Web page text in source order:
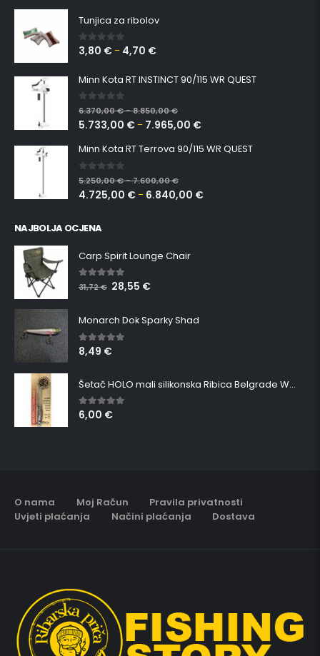
Tunjica za ribolov
0 out of 5
3,80 € – 4,70 €
Minn Kota RT INSTINCT 90/115 WR QUEST
0 out of 5
6.370,00€–8.850,00€
5.733,00 € – 7.965,00 €
Minn Kota RT Terrova 90/115 WR QUEST
0 out of 5
5.250,00€–7.600,00€
4.725,00 € – 6.840,00 €
NAJBOLJA OCJENA
Carp Spirit Lounge Chair
5.00 out of 5
31,72€ 28,55 €
Monarch Dok Sparky Shad
5.00 out of 5
8,49 €
Šetač HOLO mali silikonska Ribica Belgrade Walker
5.00out of 5
6,00 €
O nama Moj Račun
Pravila privatnosti
Uvjeti plaćanja
Načini plaćanja Dostava